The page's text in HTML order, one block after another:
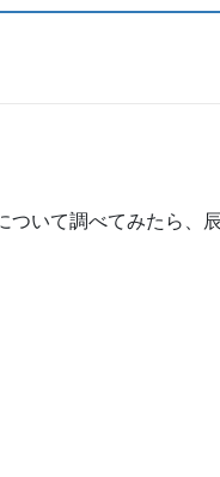
ついて調べてみたら、